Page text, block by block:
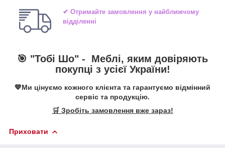
✔ Отримайте замовлення у найближчому
відділенні
🎯 "Тобі Шо" - Меблі, яким довіряють
покупці з усієї України!
💙Ми цінуємо кожного клієнта та гарантуємо відмінний
сервіс та продукцію.
🛒 Зробіть замовлення вже зараз!
Приховати